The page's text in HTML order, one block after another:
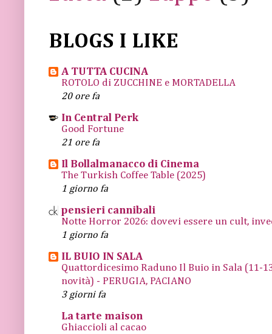
BLOGS I LIKE
A TUTTA CUCINA
ROTOLO di ZUCCHINE e MORTADELLA
20 ore fa
In Central Perk
Good Fortune
21 ore fa
Il Bollalmanacco di Cinema
The Turkish Coffee Table (2025)
1 giorno fa
pensieri cannibali
Notte Horror 2026: dovevi essere un cult,
1 giorno fa
IL BUIO IN SALA
Quattordicesimo Raduno Il Buio in Sala (11-
novità) - PERUGIA, PACIANO
3 giorni fa
La tarte maison
Ghiaccioli al cacao